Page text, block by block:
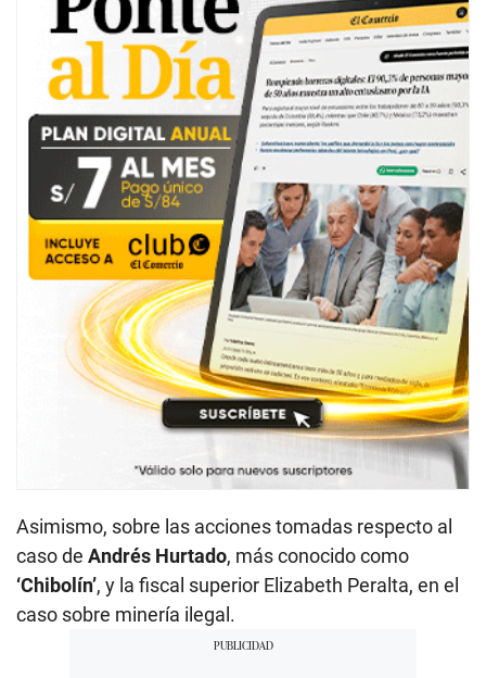
Asimismo, sobre las acciones tomadas respecto al
caso de Andrés Hurtado, más conocido como
‘Chibolín’, y la fiscal superior Elizabeth Peralta, en el
caso sobre minería ilegal.